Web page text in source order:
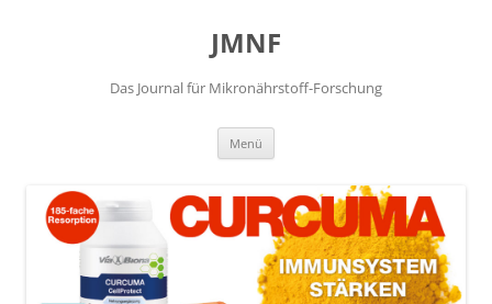
JMNF
Das Journal für Mikronährstoff-Forschung
Menü